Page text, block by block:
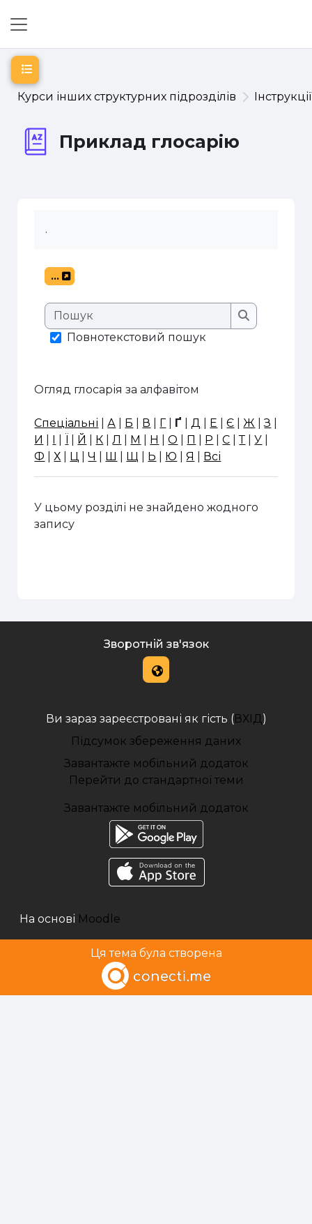
Курси інших структурних підрозділів
Приклад глосарію
Відкритий покажчик курсу
.
...
Експорт записів
Пошук
Пошук
Повнотекстовий пошук
Огляд глосарія за алфавітом
Спеціальні |А Б В Г Ґ Д Е |Є Ж |З
И
І Ї Й К Л М Н |О П Р |С |Т |У
Ф |Х Ц |Ч Ш Щ Ь Ю |Я Всі
У цьому розділі не знайдено жодного
запису
Зворотній зв'язок
Ви зараз зареєстровані як гість (ВХІД )
Підсумок збереження даних
Завантажте мобільний додаток
Перейти до стандартної теми
Завантажте мобільний додаток
На основі Moodle
Ця тема була створена